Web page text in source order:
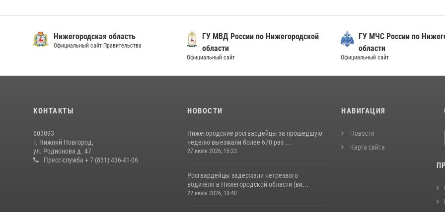
Нижегородская область
Официальный сайт Правительства
ГУ МВД России по Нижегородской
области
Официальный сайт
ГУ МЧС России по
области
Официальный сайт
КОНТАКТЫ
603093
г. Нижний Новгород,
ул. Родионова д. 47
Пресс-служба + 7 (831) 436-41-06
НОВОСТИ
Нижегородские росгвардейцы за прошедшую
неделю выезжали более 670 раз ...
27 июля 2026, 15:23
Росгвардейцы задержали нетрезвого
водителя в Нижегородской области (ви...
22 июля 2026, 10:40
НАВИГАЦИЯ
Новости
Карта сайта